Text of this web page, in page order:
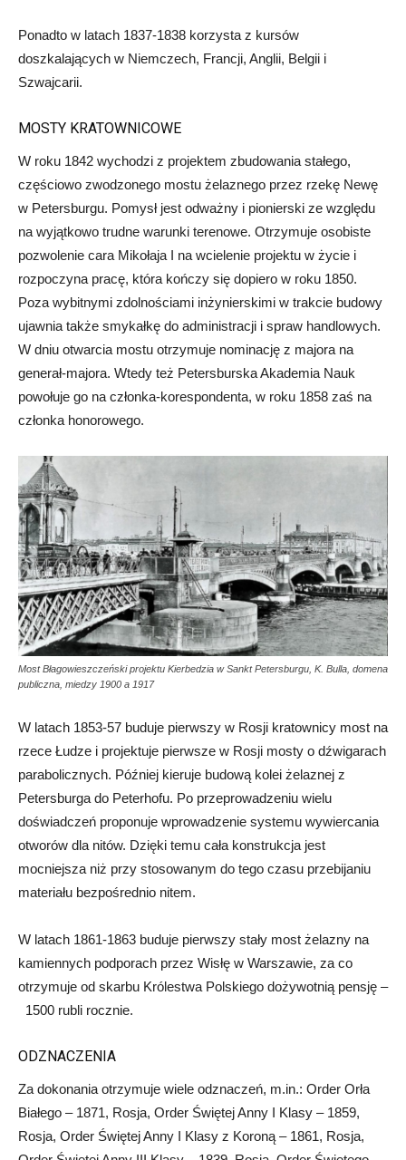
Ponadto w latach 1837-1838 korzysta z kursów
doszkalających w Niemczech, Francji, Anglii, Belgii i
Szwajcarii.
MOSTY KRATOWNICOWE
W roku 1842 wychodzi z projektem zbudowania stałego,
częściowo zwodzonego mostu żelaznego przez rzekę Newę
w Petersburgu. Pomysł jest odważny i pionierski ze względu
na wyjątkowo trudne warunki terenowe. Otrzymuje osobiste
pozwolenie cara Mikołaja I na wcielenie projektu w życie i
rozpoczyna pracę, która kończy się dopiero w roku 1850.
Poza wybitnymi zdolnościami inżynierskimi w trakcie budowy
ujawnia także smykałkę do administracji i spraw handlowych.
W dniu otwarcia mostu otrzymuje nominację z majora na
generał-majora. Wtedy też Petersburska Akademia Nauk
powołuje go na członka-korespondenta, w roku 1858 zaś na
członka honorowego.
Most Błagowieszczeński projektu Kierbedzia w Sankt Petersburgu, K. Bulla, domena
publiczna, miedzy 1900 a 1917
W latach 1853-57 buduje pierwszy w Rosji kratownicy most na
rzece Łudze i projektuje pierwsze w Rosji mosty o dźwigarach
parabolicznych. Później kieruje budową kolei żelaznej z
Petersburga do Peterhofu. Po przeprowadzeniu wielu
doświadczeń proponuje wprowadzenie systemu wywiercania
otworów dla nitów. Dzięki temu cała konstrukcja jest
mocniejsza niż przy stosowanym do tego czasu przebijaniu
materiału bezpośrednio nitem.
W latach 1861-1863 buduje pierwszy stały most żelazny na
kamiennych podporach przez Wisłę w Warszawie, za co
otrzymuje od skarbu Królestwa Polskiego dożywotnią pensję –
1500 rubli rocznie.
ODZNACZENIA
Za dokonania otrzymuje wiele odznaczeń, m.in.: Order Orła
Białego – 1871, Rosja, Order Świętej Anny I Klasy – 1859,
Rosja, Order Świętej Anny I Klasy z Koroną – 1861, Rosja,